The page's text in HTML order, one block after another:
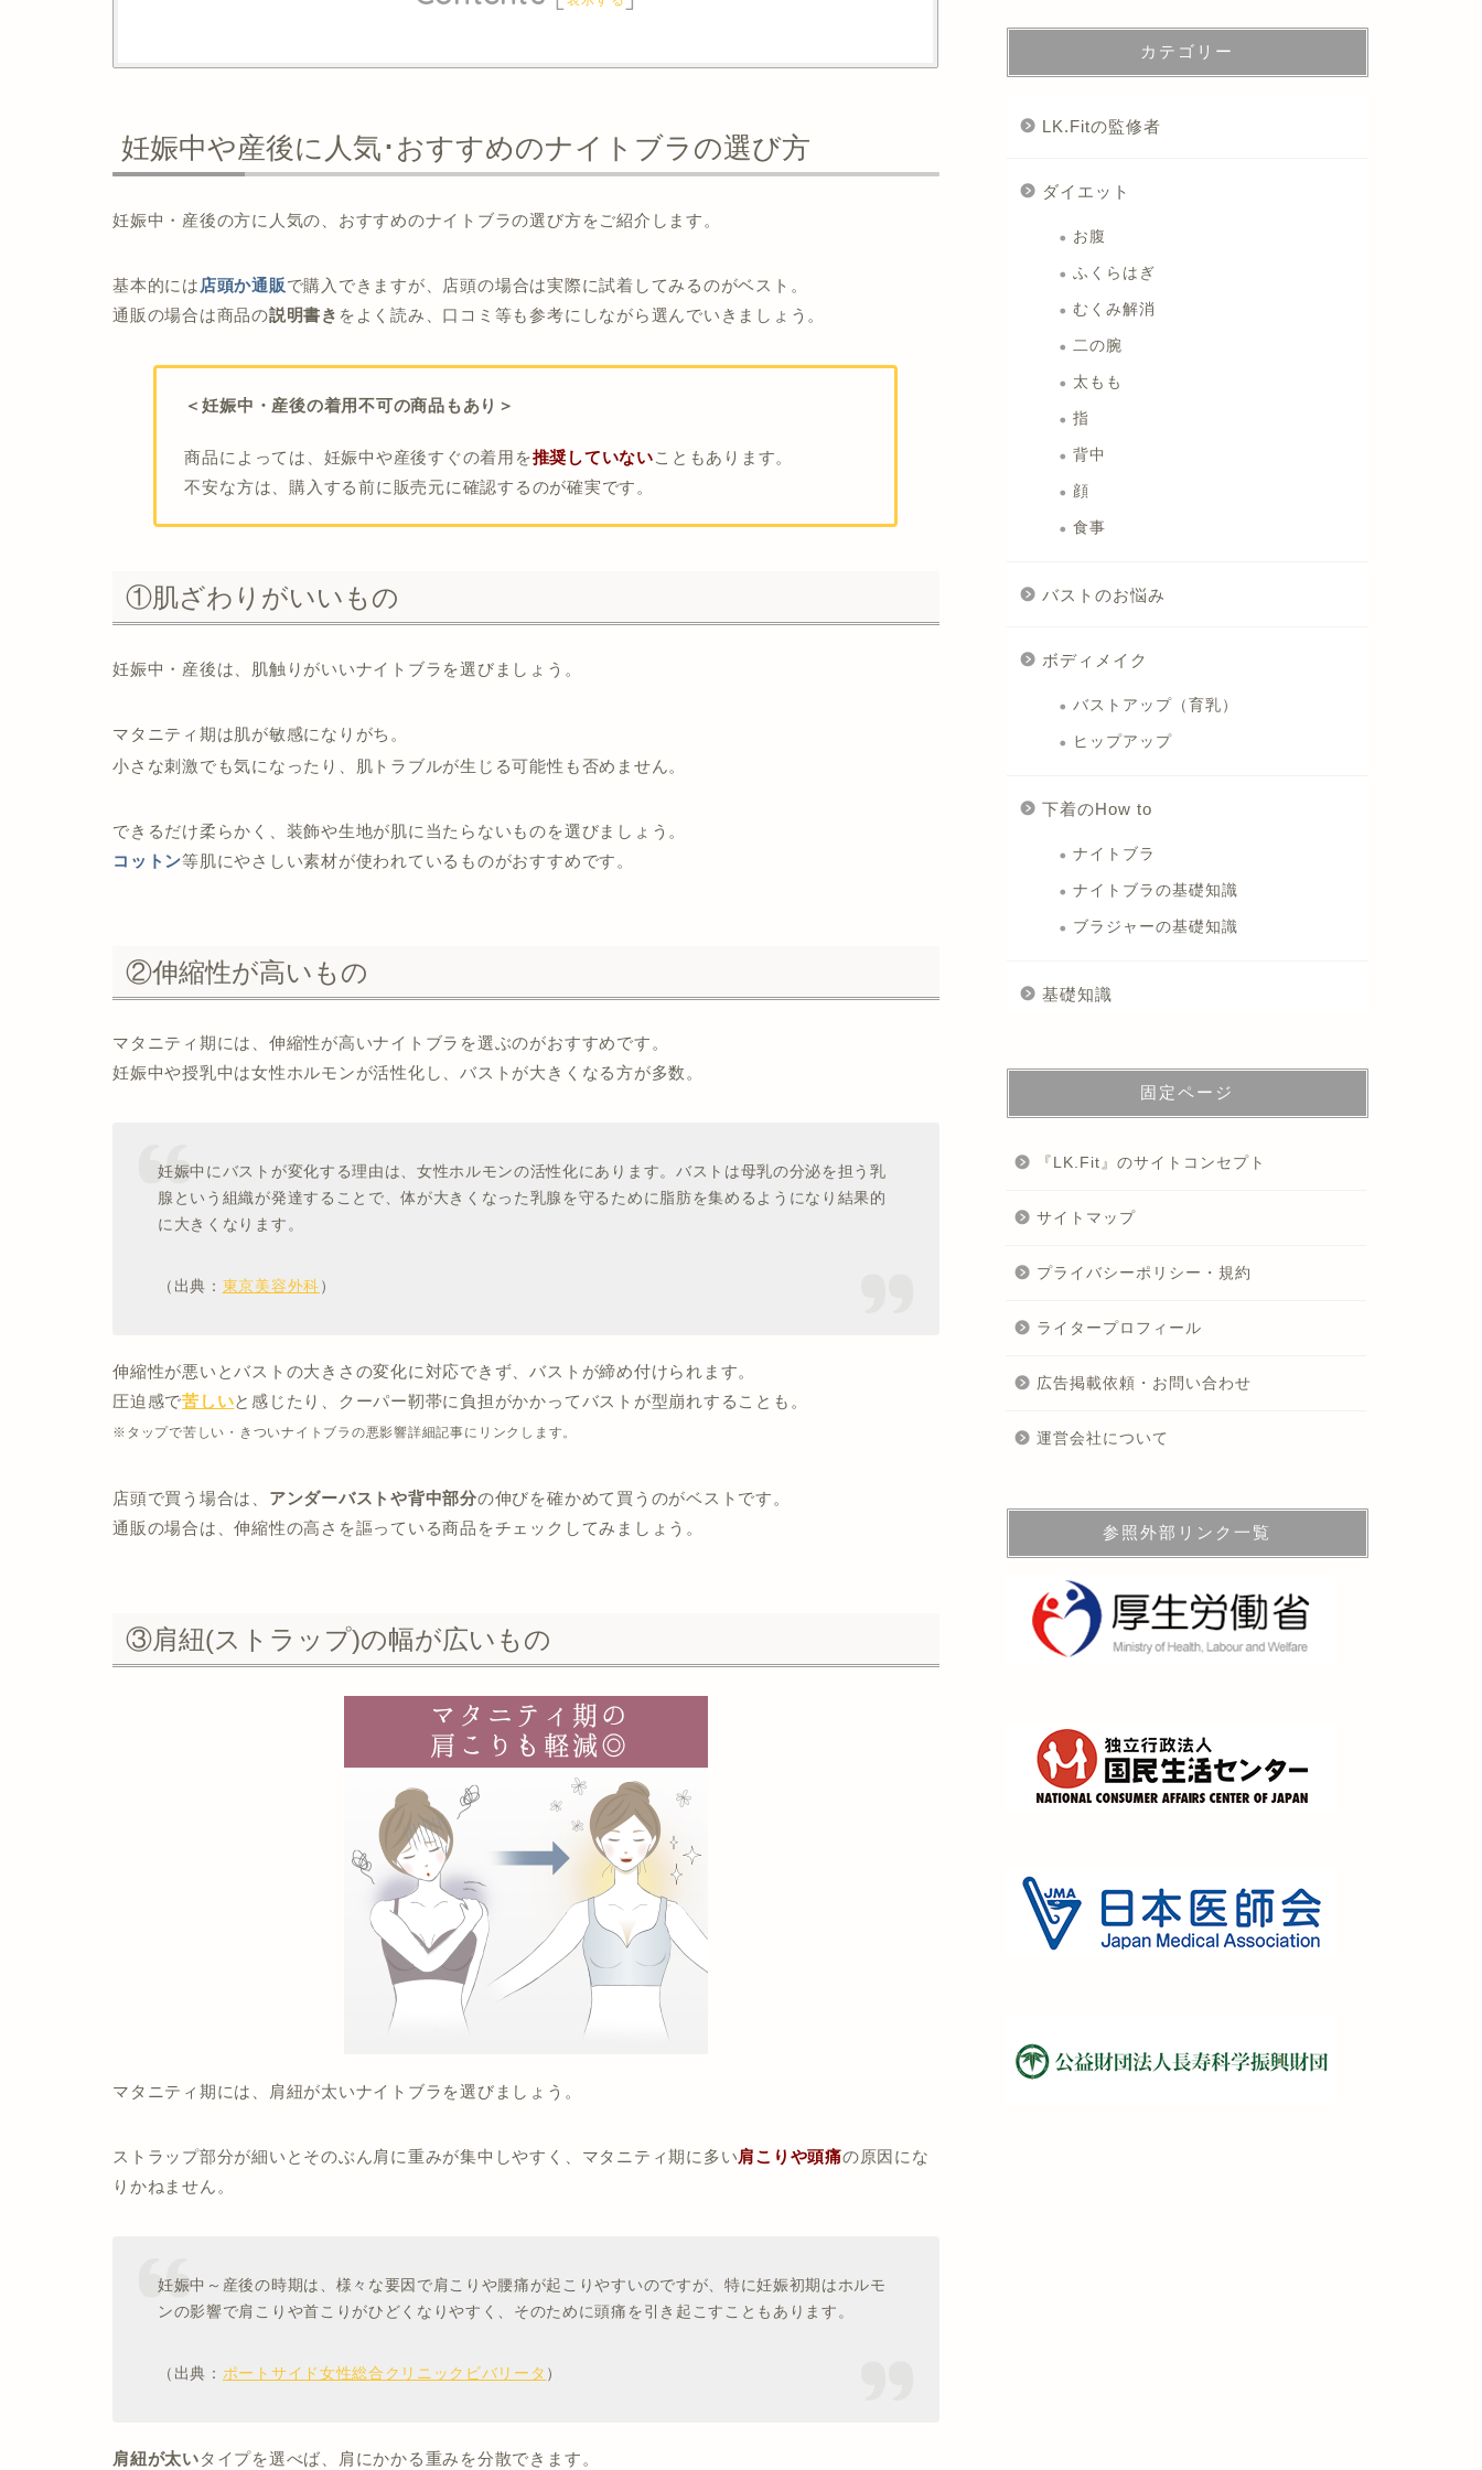
妊娠中や産後に人気･おすすめのナイトブラの選び方
妊娠中・産後の方に人気の、おすすめのナイトブラの選び方をご紹介します。
基本的には 店頭か通販で購入できますが、店頭の場合は実際に試着してみるのがベスト。
通販の場合は商品の説明書き をよく読み、口コミ等も参考にしながら選んでいきましょう。
＜妊娠中・産後の着用不可の商品もあり＞
商品によっては、妊娠中や産後すぐの着用を推奨していないこともあります。
不安な方は、購入する前に販売元に確認するのが確実です。
①肌ざわりがいいもの
妊娠中・産後は、肌触りがいいナイトブラを選びましょう。
マタニティ期は肌が敏感になりがち。
小さな刺激でも気になったり、肌トラブルが生じる可能性も否めません。
できるだけ柔らかく、装飾や生地が肌に当たらないものを選びましょう。
コットン等肌にやさしい素材が使われているものがおすすめです。
②伸縮性が高いもの
マタニティ期には、伸縮性が高いナイトブラを選ぶのがおすすめです。
妊娠中や授乳中は女性ホルモンが活性化し、バストが大きくなる方が多数。
妊娠中にバストが変化する理由は、女性ホルモンの活性化にあります。バストは母乳の分泌を担う乳
腺という組織が発達することで、体が大きくなった乳腺を守るために脂肪を集めるようになり結果的
に大きくなります。
（出典： 東京美容外科 ）
伸縮性が悪いとバストの大きさの変化に対応できず、バストが締め付けられます。
圧迫感で苦しいと感じたり、クーパー靭帯に負担がかかってバストが型崩れすることも。
※タップで苦しい・きついナイトブラの悪影響詳細記事にリンクします。
店頭で買う場合は、 アンダーバストや背中部分の伸びを確かめて買うのがベストです。
通販の場合は、伸縮性の高さを謳っている商品をチェックしてみましょう。
③肩紐(ストラップ)の幅が広いもの
マタニティ期には、肩紐が太いナイトブラを選びましょう。
ストラップ部分が細いとそのぶん肩に重みが集中しやすく、マタニティ期に多い肩こりや頭痛の原因にな
りかねません。
妊娠中～産後の時期は、様々な要因で肩こりや腰痛が起こりやすいのですが、特に妊娠初期はホルモ
ンの影響で肩こりや首こりがひどくなりやすく、そのために頭痛を引き起こすこともあります。
（出典： ポートサイド女性総合クリニックビバリータ ）
肩紐が太いタイプを選べば、肩にかかる重みを分散できます。
カテゴリー
LK.Fitの監修者
ダイエット
お腹
ふくらはぎ
むくみ解消
二の腕
太もも
指
背中
顔
食事
バストのお悩み
ボディメイク
バストアップ（育乳）
ヒップアップ
下着のHow to
ナイトブラ
ナイトブラの基礎知識
ブラジャーの基礎知識
基礎知識
固定ページ
『LK.Fit』のサイトコンセプト
サイトマップ
プライバシーポリシー・規約
ライタープロフィール
広告掲載依頼・お問い合わせ
運営会社について
参照外部リンク一覧